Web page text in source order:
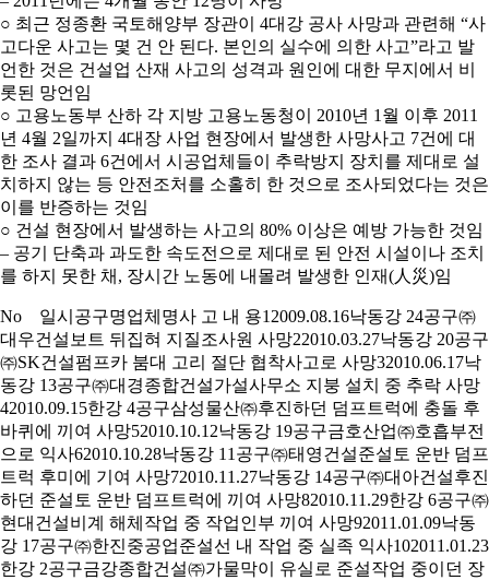
○ 최근 정종환 국토해양부 장관이 4대강 공사 사망과 관련해 “사
고다운 사고는 몇 건 안 된다. 본인의 실수에 의한 사고”라고 발
언한 것은 건설업 산재 사고의 성격과 원인에 대한 무지에서 비
롯된 망언임
○ 고용노동부 산하 각 지방 고용노동청이 2010년 1월 이후 2011
년 4월 2일까지 4대장 사업 현장에서 발생한 사망사고 7건에 대
한 조사 결과 6건에서 시공업체들이 추락방지 장치를 제대로 설
치하지 않는 등 안전조처를 소홀히 한 것으로 조사되었다는 것은
이를 반증하는 것임
○ 건설 현장에서 발생하는 사고의 80% 이상은 예방 가능한 것임
– 공기 단축과 과도한 속도전으로 제대로 된 안전 시설이나 조치
를 하지 못한 채, 장시간 노동에 내몰려 발생한 인재(人災)임
No 일시공구명업체명사 고 내 용12009.08.16낙동강 24공구㈜
대우건설보트 뒤집혀 지질조사원 사망22010.03.27낙동강 20공구
㈜SK건설펌프카 붐대 고리 절단 협착사고로 사망32010.06.17낙
동강 13공구㈜대경종합건설가설사무소 지붕 설치 중 추락 사망
42010.09.15한강 4공구삼성물산㈜후진하던 덤프트럭에 충돌 후
바퀴에 끼여 사망52010.10.12낙동강 19공구금호산업㈜호흡부전
으로 익사62010.10.28낙동강 11공구㈜태영건설준설토 운반 덤프
트럭 후미에 기여 사망72010.11.27낙동강 14공구㈜대아건설후진
하던 준설토 운반 덤프트럭에 끼여 사망82010.11.29한강 6공구㈜
현대건설비계 해체작업 중 작업인부 끼여 사망92011.01.09낙동
강 17공구㈜한진중공업준설선 내 작업 중 실족 익사102011.01.23
한강 2공구금강종합건설㈜가물막이 유실로 준설작업 중이던 장